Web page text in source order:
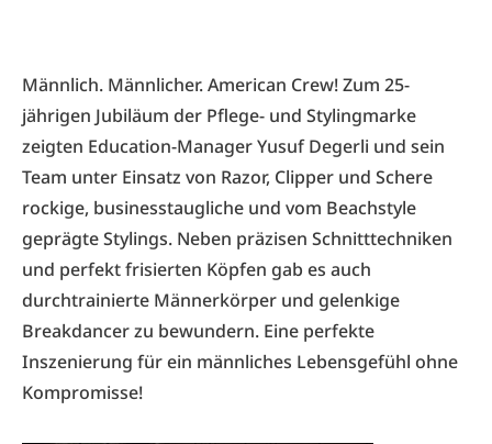
Männlich. Männlicher. American Crew! Zum 25-
jährigen Jubiläum der Pflege- und Stylingmarke
zeigten Education-Manager Yusuf Degerli und sein
Team unter Einsatz von Razor, Clipper und Schere
rockige, businesstaugliche und vom Beachstyle
geprägte Stylings. Neben präzisen Schnitttechniken
und perfekt frisierten Köpfen gab es auch
durchtrainierte Männerkörper und gelenkige
Breakdancer zu bewundern. Eine perfekte
Inszenierung für ein männliches Lebensgefühl ohne
Kompromisse!